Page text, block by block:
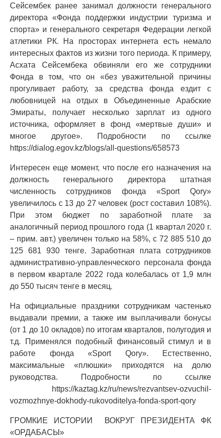
Сейсембек ранее занимал должности генерального
директора «Фонда поддержки индустрии туризма и
спорта» и генерального секретаря Федерации легкой
атлетики РК. На просторах интернета есть немало
интересных фактов из жизни того периода. К примеру,
Асхата Сейсембека обвиняли его же сотрудники
Фонда в том, что он «без уважительной причины
прогуливает работу, за средства фонда ездит с
любовницей на отдых в Объединенные Арабские
Эмираты, получает несколько зарплат из одного
источника, оформляет в фонд «мертвые души» и
многое другое». Подробности по ссылке
https://dialog.egov.kz/blogs/all-questions/658573
Интересен еще момент, что после его назначения на
должность генерального директора штатная
численность сотрудников фонда «Sport Qory»
увеличилось с 13 до 27 человек (рост составил 108%).
При этом бюджет по заработной плате за
аналогичный период прошлого года (1 квартал 2020 г.
– прим. авт.) увеличен только на 58%, с 72 885 510 до
125 681 930 тенге. Заработная плата сотрудников
административно-управленческого персонала фонда
в первом квартале 2022 года колебалась от 1,9 млн
до 550 тысяч тенге в месяц.
На официальные праздники сотрудникам частенько
выдавали премии, а также им выплачивали бонусы
(от 1 до 10 окладов) по итогам кварталов, полугодия и
т.д. Применялся подобный финансовый стимул и в
работе фонда «Sport Qory». Естественно,
максимальные «плюшки» приходятся на долю
руководства. Подробности по ссылке
https://kaztag.kz/ru/news/rezvantsev-ozvuchil-
vozmozhnye-dokhody-rukovoditelya-fonda-sport-qory
ГРОМКИЕ ИСТОРИИ ВОКРУГ ПРЕЗИДЕНТА ФК
«ОРДАБАСЫ»